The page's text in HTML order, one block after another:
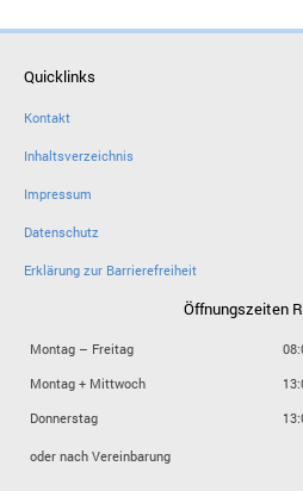
Quicklinks
Kontakt
Inhaltsverzeichnis
Impressum
Datenschutz
Erklärung zur Barrierefreiheit
Öffnungszeiten
Montag – Freitag
Montag + Mittwoch
Donnerstag
oder nach Vereinbarung